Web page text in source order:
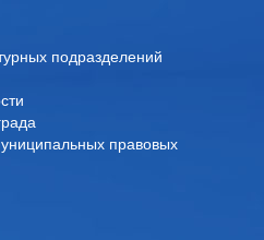
подразделений
правовых